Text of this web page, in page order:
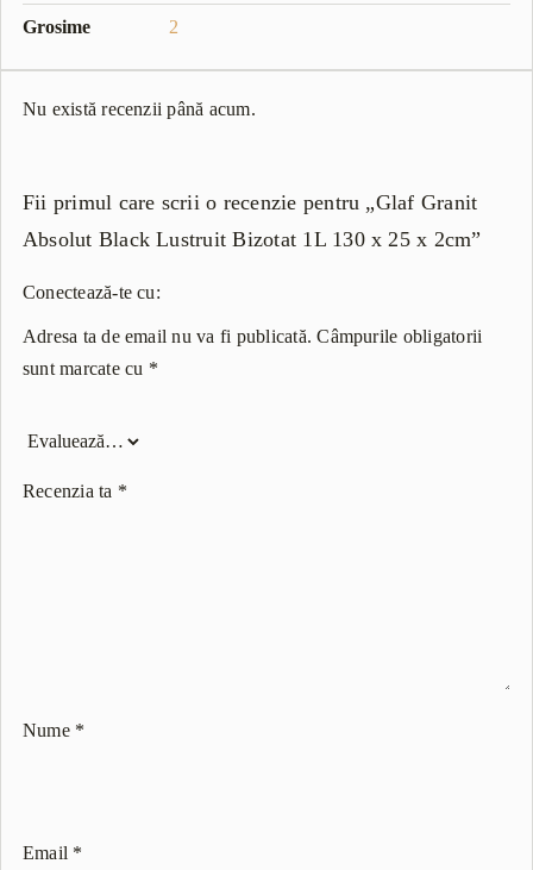
Grosime 2
Nu există recenzii până acum.
Fii primul care scrii o recenzie pentru „Glaf Granit
Absolut Black Lustruit Bizotat 1L 130 x 25 x 2cm”
Conectează-te cu:
Adresa ta de email nu va fi publicată. Câmpurile obligatorii
sunt marcate cu *
Recenzia ta *
Nume *
Email *